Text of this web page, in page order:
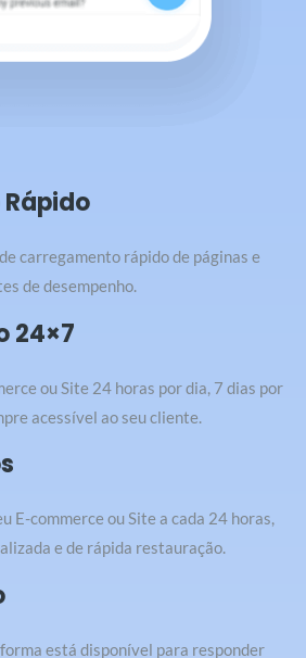
carregamento rápido de páginas e
de desempenho.
24×7
ou Site 24 horas por dia, 7 dias por
acessível ao seu cliente.
E-commerce ou Site a cada 24 horas,
e de rápida restauração.
está disponível para responder